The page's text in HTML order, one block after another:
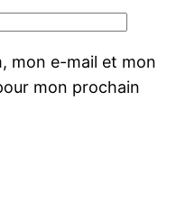
mon e-mail et mon
mon prochain